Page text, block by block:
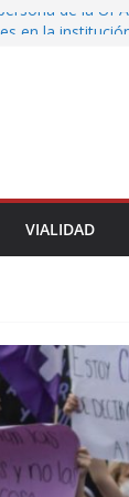
de la
de
municipio
VIALIDAD